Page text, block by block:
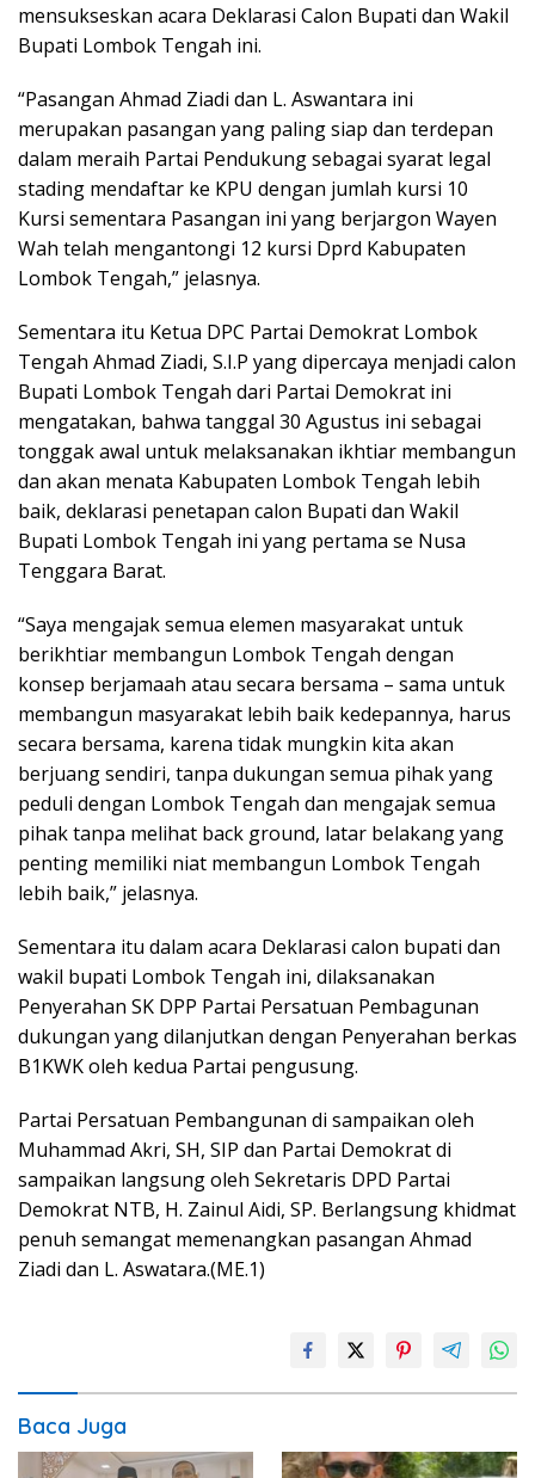
mensukseskan acara Deklarasi Calon Bupati dan Wakil
Bupati Lombok Tengah ini.
“Pasangan Ahmad Ziadi dan L. Aswantara ini
merupakan pasangan yang paling siap dan terdepan
dalam meraih Partai Pendukung sebagai syarat legal
stading mendaftar ke KPU dengan jumlah kursi 10
Kursi sementara Pasangan ini yang berjargon Wayen
Wah telah mengantongi 12 kursi Dprd Kabupaten
Lombok Tengah,” jelasnya.
Sementara itu Ketua DPC Partai Demokrat Lombok
Tengah Ahmad Ziadi, S.I.P yang dipercaya menjadi calon
Bupati Lombok Tengah dari Partai Demokrat ini
mengatakan, bahwa tanggal 30 Agustus ini sebagai
tonggak awal untuk melaksanakan ikhtiar membangun
dan akan menata Kabupaten Lombok Tengah lebih
baik, deklarasi penetapan calon Bupati dan Wakil
Bupati Lombok Tengah ini yang pertama se Nusa
Tenggara Barat.
“Saya mengajak semua elemen masyarakat untuk
berikhtiar membangun Lombok Tengah dengan
konsep berjamaah atau secara bersama – sama untuk
membangun masyarakat lebih baik kedepannya, harus
secara bersama, karena tidak mungkin kita akan
berjuang sendiri, tanpa dukungan semua pihak yang
peduli dengan Lombok Tengah dan mengajak semua
pihak tanpa melihat back ground, latar belakang yang
penting memiliki niat membangun Lombok Tengah
lebih baik,” jelasnya.
Sementara itu dalam acara Deklarasi calon bupati dan
wakil bupati Lombok Tengah ini, dilaksanakan
Penyerahan SK DPP Partai Persatuan Pembagunan
dukungan yang dilanjutkan dengan Penyerahan berkas
B1KWK oleh kedua Partai pengusung.
Partai Persatuan Pembangunan di sampaikan oleh
Muhammad Akri, SH, SIP dan Partai Demokrat di
sampaikan langsung oleh Sekretaris DPD Partai
Demokrat NTB, H. Zainul Aidi, SP. Berlangsung khidmat
penuh semangat memenangkan pasangan Ahmad
Ziadi dan L. Aswatara.(ME.1)
Baca Juga